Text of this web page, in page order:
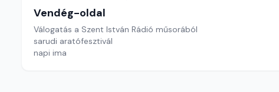
Vendég-oldal
Válogatás a Szent István Rádió műsorából
sarudi aratófesztivál
napi ima